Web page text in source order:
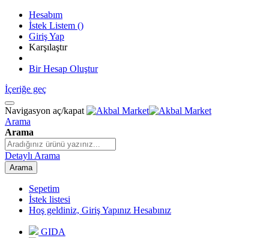
Hesabım
İstek Listem ()
Giriş Yap
Karşılaştır
Bir Hesap Oluştur
İçeriğe geç
Navigasyon aç/kapat
Arama
Arama
Detaylı Arama
Arama
Sepetim
İstek listesi
Hoş geldiniz, Giriş Yapınız Hesabınız
GIDA